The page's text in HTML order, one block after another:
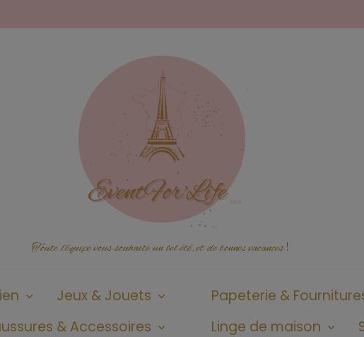
Toute l'équipe vous souhaite un bel été, et de bonnes vacances !
Jeux & Jouets
& Accessoires
Papeterie &
Linge de maison